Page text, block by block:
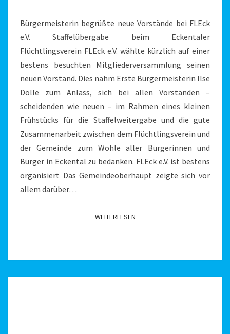
Bürgermeisterin begrüßte neue Vorstände bei FLEck
e.V. Staffelübergabe beim Eckentaler
Flüchtlingsverein FLEck e.V. wählte kürzlich auf einer
bestens besuchten Mitgliederversammlung seinen
neuen Vorstand. Dies nahm Erste Bürgermeisterin Ilse
Dölle zum Anlass, sich bei allen Vorständen –
scheidenden wie neuen – im Rahmen eines kleinen
Frühstücks für die Staffelweitergabe und die gute
Zusammenarbeit zwischen dem Flüchtlingsverein und
der Gemeinde zum Wohle aller Bürgerinnen und
Bürger in Eckental zu bedanken. FLEck e.V. ist bestens
organisiert Das Gemeindeoberhaupt zeigte sich vor
allem darüber…
WEITERLESENWEITERLESEN